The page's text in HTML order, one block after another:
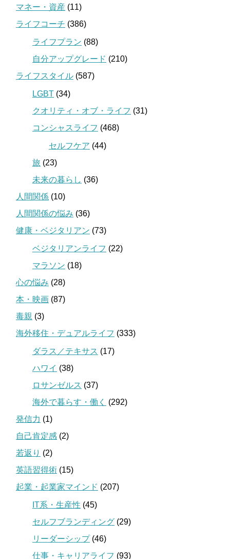
マネー・資産 (11)
ライフコーチ (386)
ライフプラン (88)
自分アップグレード (210)
ライフスタイル (587)
LGBT (34)
クオリティ・オブ・ライフ (31)
コンシャスライフ (468)
セルフケア (44)
旅 (23)
未来の暮らし (36)
人間関係 (10)
人間関係の悩み (36)
健康・ベジタリアン (73)
ベジタリアンライフ (22)
マラソン (18)
心の悩み (28)
本・映画 (87)
毒親 (3)
海外移住・デュアルライフ (333)
ダラス／テキサス (17)
ハワイ (38)
ロサンゼルス (37)
海外で暮らす・働く
(292)
発信力 (1)
自己肯定感 (2)
若返り (2)
英語習得術 (15)
起業・起業家マインド (207)
IT系・生産性 (45)
セルフブランディング (29)
リーダーシップ(46)
仕事・キャリアライフ (93)